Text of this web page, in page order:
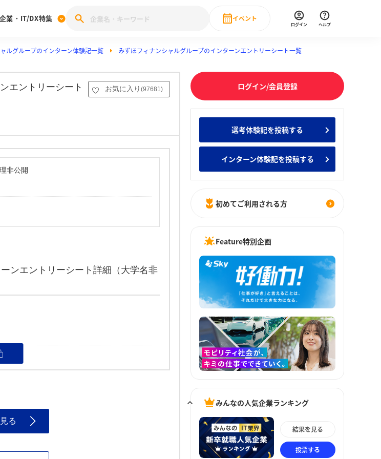
企業就職ブランド調査
みんなの新卒就職人気企業ランキング みんなのインターン人気企業ランキ
業・IT/DX特集
業特集 27卒 注目企業特集
DX企業特集
イベント
Event
直近のイベント一覧
もっと見る
ログイン ヘルプ
ルグループのインターン体験記一覧 みずほフィナンシャルグループのインターンエントリーシート一覧
エントリーシート
お気に入り (97681)
非公開
ンエントリーシート詳細（大学名非
る
ログイン/会員登録
選考体験記を投稿する
インターン体験記を投稿する
初めてご利用される方
Feature特別企画
みんなの人気企業ランキング
結果を見る
投票する